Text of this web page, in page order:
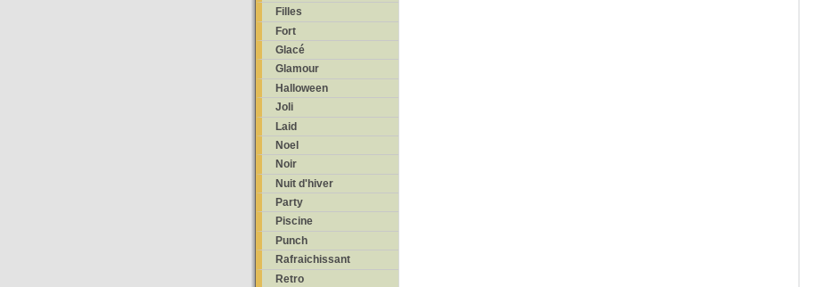
Filles
Fort
Glacé
Glamour
Halloween
Joli
Laid
Noel
Noir
Nuit d'hiver
Party
Piscine
Punch
Rafraichissant
Retro